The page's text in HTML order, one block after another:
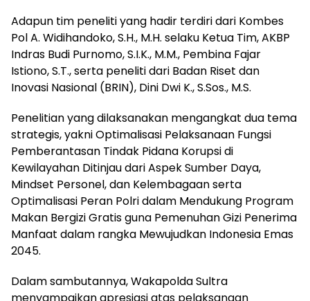
Adapun tim peneliti yang hadir terdiri dari Kombes
Pol A. Widihandoko, S.H., M.H. selaku Ketua Tim, AKBP
Indras Budi Purnomo, S.I.K., M.M., Pembina Fajar
Istiono, S.T., serta peneliti dari Badan Riset dan
Inovasi Nasional (BRIN), Dini Dwi K., S.Sos., M.S.
Penelitian yang dilaksanakan mengangkat dua tema
strategis, yakni Optimalisasi Pelaksanaan Fungsi
Pemberantasan Tindak Pidana Korupsi di
Kewilayahan Ditinjau dari Aspek Sumber Daya,
Mindset Personel, dan Kelembagaan serta
Optimalisasi Peran Polri dalam Mendukung Program
Makan Bergizi Gratis guna Pemenuhan Gizi Penerima
Manfaat dalam rangka Mewujudkan Indonesia Emas
2045.
Dalam sambutannya, Wakapolda Sultra